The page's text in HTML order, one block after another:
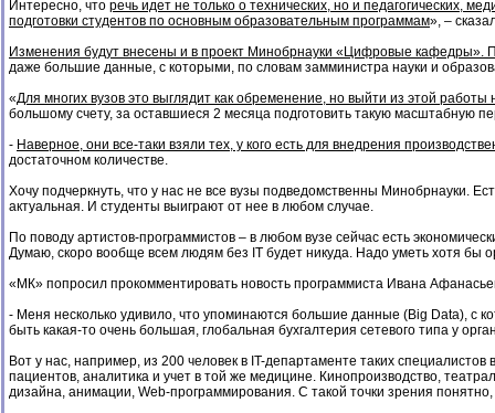
Интересно, что речь идет не только о технических, но и педагогических,
подготовки студентов по основным образовательным программам», –
Изменения будут внесены и в проект Минобрнауки «Цифровые кафедры».
даже большие данные, с которыми, по словам замминистра науки и
«Для многих вузов это выглядит как обременение, но выйти из этой работы
большому счету, за оставшиеся 2 месяца подготовить такую масштабную
- Наверное, они все-таки взяли тех, у кого есть для внедрения
достаточном количестве.
Хочу подчеркнуть, что у нас не все вузы подведомственны Минобрнауки.
актуальная. И студенты выиграют от нее в любом случае.
По поводу артистов-программистов – в любом вузе сейчас есть
Думаю, скоро вообще всем людям без IT будет никуда. Надо уметь хотя бы
«МК» попросил прокомментировать новость программиста Ивана
- Меня несколько удивило, что упоминаются большие данные (Big Data), с
быть какая-то очень большая, глобальная бухгалтерия сетевого типа у
Вот у нас, например, из 200 человек в IT-департаменте таких
пациентов, аналитика и учет в той же медицине. Кинопроизводство,
дизайна, анимации, Web-программирования. С такой точки зрения